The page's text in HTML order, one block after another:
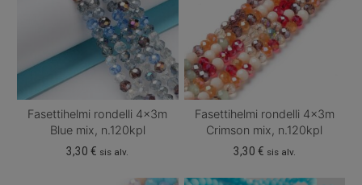
Fasettihelmi rondelli 4x3m
Blue mix, n.120kpl
3,30€ sis alv.
Fasettihelmi rondelli 4x3m
Crimson mix, n.120kpl
3,30 € sis alv.